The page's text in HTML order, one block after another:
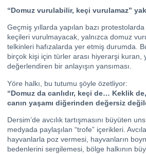
“Domuz vurulabilir, keçi vurulamaz”
Geçmiş yıllarda yapılan bazı
keçileri vurulmayacak, yalnızca domuz
telkinleri hafızalarda yer etmiş durumda.
birçok kişi için türler arası hiyerarşi kuran,
değerlendiren bir anlayışın yansıması.
Yöre halkı, bu tutumu şöyle özetliyor:
“Domuz da canlıdır, keçi de… Keklik
canın yaşamı diğerinden değersiz
Dersim’de avcılık tartışmasını büyüten
medyada paylaşılan “trofe” içerikleri.
hayvanlarla poz vermesi, hayvanların
bedenlerini sergilemesi, bölge halkının